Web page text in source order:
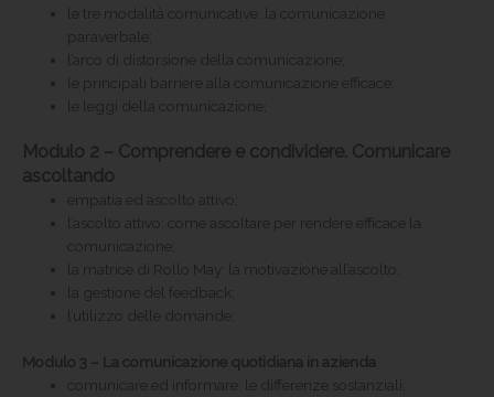
le tre modalità comunicative: la comunicazione
paraverbale;
l’arco di distorsione della comunicazione;
le principali barriere alla comunicazione efficace;
le leggi della comunicazione;
Modulo 2 – Comprendere e condividere. Comunicare
ascoltando
empatia ed ascolto attivo;
l’ascolto attivo: come ascoltare per rendere efficace la
comunicazione;
la matrice di Rollo May: la motivazione all’ascolto;
la gestione del feedback;
l’utilizzo delle domande;
Modulo 3 – La comunicazione quotidiana in azienda
comunicare ed informare: le differenze sostanziali;